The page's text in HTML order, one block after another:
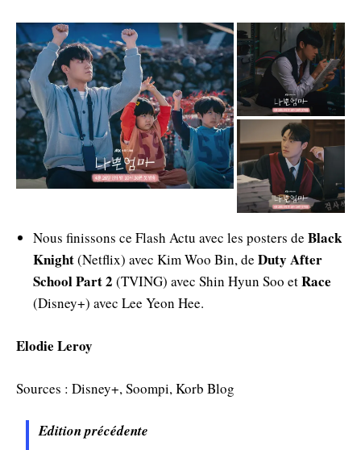
Nous finissons ce Flash Actu avec les posters de Black
Knight(Netflix) avec Kim Woo Bin, de Duty After
School Part 2 (TVING) avec Shin Hyun Soo etRace
(Disney+) avec Lee Yeon Hee.
Elodie Leroy
Sources : Disney+, Soompi, Korb Blog
Edition précédente